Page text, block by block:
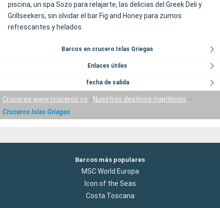
piscina, un spa Sozo para relajarte, las delicias del Greek Deli y
Grillseekers, sin olvidar el bar Fig and Honey para zumos
refrescantes y helados.
Barcos en crucero Islas Griegas
Enlaces útiles
fecha de salida
Cruceros www.cruceros.co
Nuestros destinos marítimos
Cruceros Islas Griegas
Barcos más populares
MSC World Europa
Icon of the Seas
Costa Toscana